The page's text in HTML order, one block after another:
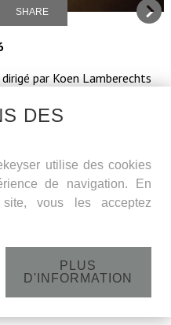
SHARE
par Koen Lamberechts
O.L.V. ter Hoyen
– 15h
DES
utilise des cookies
de navigation. En
vous les acceptez
PLUS
D'INFORMATION